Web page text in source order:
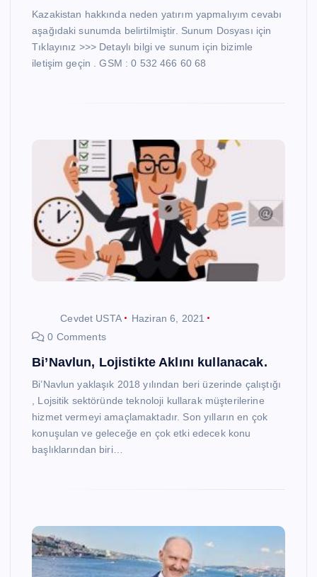
Kazakistan hakkında neden yatırım yapmalıyım cevabı
aşağıdaki sunumda belirtilmiştir. Sunum Dosyası için
Tıklayınız >>> Detaylı bilgi ve sunum için bizimle
iletişim geçin . GSM : 0 532 466 60 68
Cevdet USTA
Haziran 6, 2021
0 Comments
Bi’Navlun, Lojistikte Aklını kullanacak.
Bi’Navlun yaklaşık 2018 yılından beri üzerinde çalıştığı
, Lojsitik sektöründe teknoloji kullarak müşterilerine
hizmet vermeyi amaçlamaktadır. Son yılların en çok
konuşulan ve geleceğe en çok etki edecek konu
başlıklarından biri…